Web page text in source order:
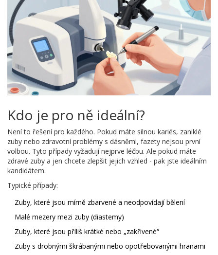
Kdo je pro ně ideální?
Není to řešení pro každého. Pokud máte silnou kariés, zaniklé
zuby nebo zdravotní problémy s dásněmi, fazety nejsou první
volbou. Tyto případy vyžadují nejprve léčbu. Ale pokud máte
zdravé zuby a jen chcete zlepšit jejich vzhled - pak jste ideálním
kandidátem.
Typické případy:
Zuby, které jsou mírně zbarvené a neodpovídají bělení
Malé mezery mezi zuby (diastemy)
Zuby, které jsou příliš krátké nebo „zakřivené“
Zuby s drobnými škrábanými nebo opotřebovanými hranami